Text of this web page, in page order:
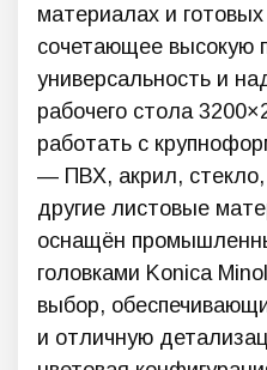
материалах и
сочетающее высокую
универсальность и
рабочего стола
работать с
— ПВХ, акрил, стекло,
другие листовые
оснащён
головками Konica
выбор,
и отличную